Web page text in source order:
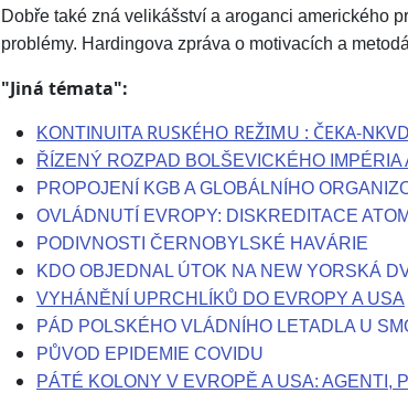
Dobře také zná velikášství a aroganci amerického
problémy. Hardingova zpráva o motivacích a
"Jiná témata":
KONTINUITA RUSKÉHO REŽIMU : ČEKA-
ŘÍZENÝ ROZPAD BOLŠEVICKÉHO IMPÉRIA
PROPOJENÍ KGB A GLOBÁLNÍHO
OVLÁDNUTÍ EVROPY: DISKREDITACE
PODIVNOSTI ČERNOBYLSKÉ HAVÁRIE
KDO OBJEDNAL ÚTOK NA NEW YORSKÁ
VYHÁNĚNÍ UPRCHLÍKŮ DO EVROPY A USA
PÁD POLSKÉHO VLÁDNÍHO LETADLA U
PŮVOD EPIDEMIE COVIDU
PÁTÉ KOLONY V EVROPĚ A USA: AGENTI,